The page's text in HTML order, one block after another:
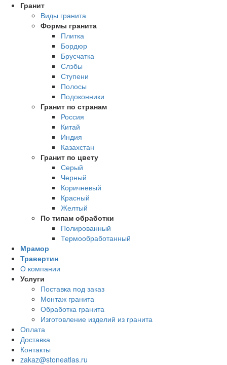
Гранит
Виды гранита
Формы гранита
Плитка
Бордюр
Брусчатка
Слэбы
Ступени
Полосы
Подоконники
Гранит по странам
Россия
Китай
Индия
Казахстан
Гранит по цвету
Серый
Черный
Коричневый
Красный
Желтый
По типам обработки
Полированный
Термообработанный
Мрамор
Травертин
О компании
Услуги
Поставка под заказ
Монтаж гранита
Обработка гранита
Изготовление изделий из гранита
Оплата
Доставка
Контакты
zakaz@stoneatlas.ru